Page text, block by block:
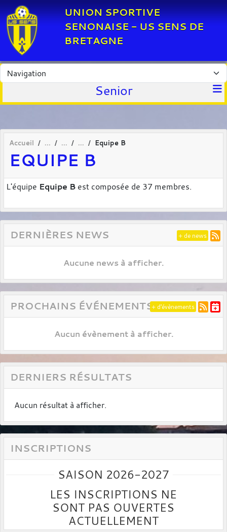
UNION SPORTIVE
SENONAISE - US SENS DE
BRETAGNE
Senior
Accueil Equipe B
EQUIPE B
L'équipe Equipe B est composée de 37 membres.
DERNIÈRES NEWS
Aucune news à afficher.
+ de news
PROCHAINS ÉVÉNEMENTS
Aucun évènement à afficher.
+ d'évènements
DERNIERS RÉSULTATS
Aucun résultat à afficher.
INSCRIPTIONS
SAISON 2026-2027
LES INSCRIPTIONS NE
SONT PAS OUVERTES
ACTUELLEMENT
Panneau de gestion des cookies